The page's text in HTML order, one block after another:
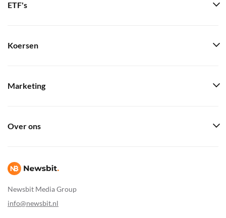
Newsbit Media Group
info@newsbit.nl
ETF's
Koersen
Marketing
Over ons